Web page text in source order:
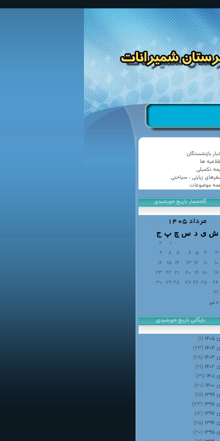
بازنشستگان
ها
تکمیلی
زیارتی ، سیاحتی
موضوعات
گاه‌شمار تاریخ خورشیدی
مرداد ۱۴۰۵
ش ی د س چ پ ج
« تیر
1
2
3
4
5
6
7
8
9
10
11
12
13
14
15
16
17
18
19
20
21
22
23
24
25
26
27
28
29
30
31
بایگانی تاریخ خورشیدی
۱۴۰۵ (۱)
۱۴۰۴ (۲۳)
۱۴۰۳ (۲۸)
۱۴۰۲ (۲۱)
۱۴۰۱ (۳۱)
۱۴۰۰ (۲۰)
۱۳۹۹ (۱۷)
۱۳۹۸ (۳۳)
۱۳۹۷ (۱۲)
۱۳۹۶ (۲۵)
۱۳۹۵ (۲۰)